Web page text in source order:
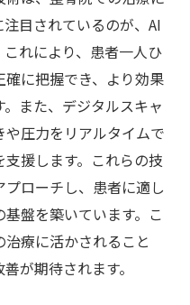
目されているのが、AI
れにより、患者一人ひ
に把握でき、より効果
また、デジタルスキャ
圧力をリアルタイムで
援します。これらの技
ローチし、患者に適し
盤を築いています。こ
療に活かされること
が期待されます。